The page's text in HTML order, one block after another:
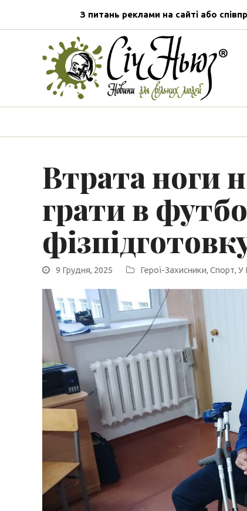
З питань реклами на сайті або
Втрата ноги
грати в
9 Грудня, 2025 Герої-Захисники, Спорт, У